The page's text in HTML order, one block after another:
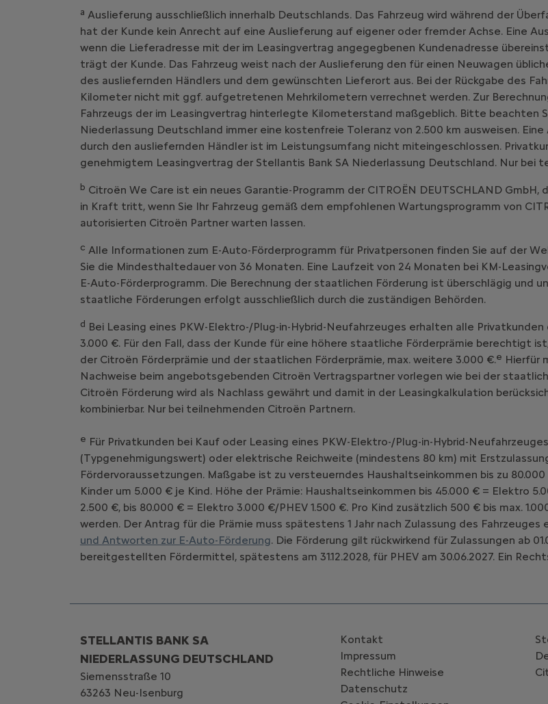
a Auslieferung ausschließlich innerhalb Deutschlands. Das Fahrzeug wird während der
hat der Kunde kein Anrecht auf eine Auslieferung auf eigener oder fremder Achse. Eine
wenn die Lieferadresse mit der im Leasingvertrag angegegbenen Kundenadresse
trägt der Kunde. Das Fahrzeug weist nach der Auslieferung den für einen Neuwagen
des ausliefernden Händlers und dem gewünschten Lieferort aus. Bei der Rückgabe des
Kilometer nicht mit ggf. aufgetretenen Mehrkilometern verrechnet werden. Zur
Fahrzeugs der im Leasingvertrag hinterlegte Kilometerstand maßgeblich. Bitte beachten
Niederlassung Deutschland immer eine kostenfreie Toleranz von 2.500 km ausweisen.
durch den ausliefernden Händler ist im Leistungsumfang nicht miteingeschlossen.
genehmigtem Leasingvertrag der Stellantis Bank SA Niederlassung Deutschland. Nur bei
b Citroën We Care ist ein neues Garantie-Programm der CITROËN DEUTSCHLAND
in Kraft tritt, wenn Sie Ihr Fahrzeug gemäß dem empfohlenen Wartungsprogramm von
autorisierten Citroën Partner warten lassen.
c Alle Informationen zum E-Auto-Förderprogramm für Privatpersonen finden Sie auf der
Sie die Mindesthaltedauer von 36 Monaten. Eine Laufzeit von 24 Monaten bei KM-
E-Auto-Förderprogramm. Die Berechnung der staatlichen Förderung ist überschlägig und
staatliche Förderungen erfolgt ausschließlich durch die zuständigen Behörden.
d Bei Leasing eines PKW-Elektro-/Plug-in-Hybrid-Neufahrzeuges erhalten alle
3.000 €. Für den Fall, dass der Kunde für eine höhere staatliche Förderprämie berechtigt
der Citroën Förderprämie und der staatlichen Förderprämie, max. weitere 3.000 €.e Hierfür
Nachweise beim angebotsgebenden Citroën Vertragspartner vorlegen wie bei der
Citroën Förderung wird als Nachlass gewährt und damit in der Leasingkalkulation
kombinierbar. Nur bei teilnehmenden Citroën Partnern.
e Für Privatkunden bei Kauf oder Leasing eines PKW-Elektro-/Plug-in-Hybrid-
(Typgenehmigungswert) oder elektrische Reichweite (mindestens 80 km) mit
Fördervoraussetzungen. Maßgabe ist zu versteuerndes Haushaltseinkommen bis zu
Kinder um 5.000 € je Kind. Höhe der Prämie: Haushaltseinkommen bis 45.000 € = Elektro
2.500 €, bis 80.000 € = Elektro 3.000 €/PHEV 1.500 €. Pro Kind zusätzlich 500 € bis max.
werden. Der Antrag für die Prämie muss spätestens 1 Jahr nach Zulassung des
und Antworten zur E-Auto-Förderung. Die Förderung gilt rückwirkend für Zulassungen ab
bereitgestellten Fördermittel, spätestens am 31.12.2028, für PHEV am 30.06.2027. Ein
STELLANTIS BANK SA
NIEDERLASSUNG DEUTSCHLAND
Siemensstraße 10
63263 Neu-Isenburg
Kontakt
Impressum
Rechtliche Hinweise
Datenschutz